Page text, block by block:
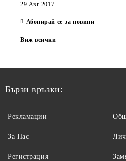
29 Авг 2017
Абонирай се за новини
Виж всички
Бързи връзки:
Рекламации
За Нас
Регистрация